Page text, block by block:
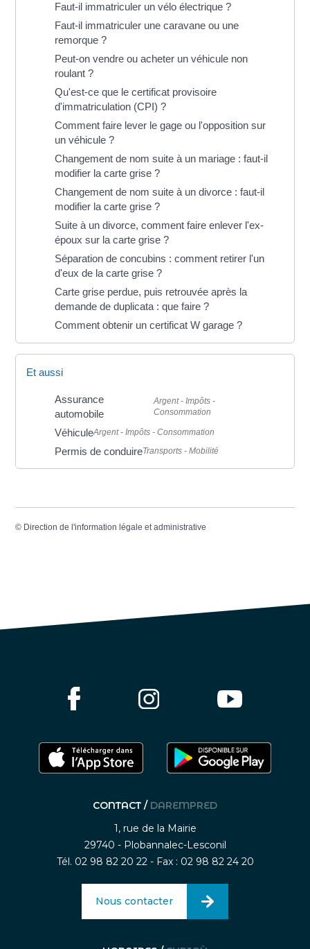
Faut-il immatriculer un vélo électrique ?
Faut-il immatriculer une caravane ou une
remorque ?
Peut-on vendre ou acheter un véhicule non
roulant ?
Qu'est-ce que le certificat provisoire
d'immatriculation (CPI) ?
Comment faire lever le gage ou l'opposition sur
un véhicule ?
Changement de nom suite à un mariage : faut-il
modifier la carte grise ?
Changement de nom suite à un divorce : faut-il
modifier la carte grise ?
Suite à un divorce, comment faire enlever l'ex-
époux sur la carte grise ?
Séparation de concubins : comment retirer l'un
d'eux de la carte grise ?
Carte grise perdue, puis retrouvée après la
demande de duplicata : que faire ?
Comment obtenir un certificat W garage ?
Et aussi
Assurance
automobile
Argent - Impôts -
Consommation
VéhiculeArgent - Impôts - Consommation
Permis de conduireTransports - Mobilité
© Direction de l'information légale et administrative
CONTACT / DAREMPRED
1, rue de la Mairie
29740 - Plobannalec-Lesconil
Tél. 02 98 82 20 22 - Fax : 02 98 82 24 20
Nous contacter